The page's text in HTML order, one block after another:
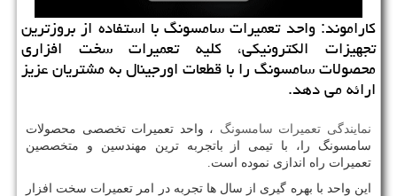
كاراموند: واحد تعمیرات سامسونگ با استفاده از بروزترین
تجهیزات الكترونیكی، كلیه تعمیرات سخت افزاری
محصولات سامسونگ را با قطعات اورجینال به مشتریان عزیز
ارائه می دهد.
نمایندگی تعمیرات سامسونگ ، واحد تعمیرات تخصصی محصولات
سامسونگ را، با تیمی از باتجربه ترین مهندسین و متخصصین
تعمیرات راه اندازی نموده است.
این واحد با بهره گیری از سال ها تجربه در امر تعمیرات سخت افزار